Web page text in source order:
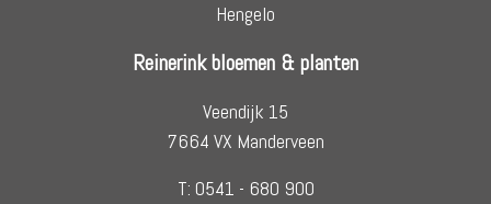
Hengelo
Reinerink bloemen & planten
Veendijk 15
7664 VX Manderveen
T: 0541 - 680 900